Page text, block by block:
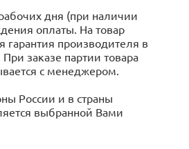
дня (при наличии
оплаты. На товар
гарантия производителя в
заказе партии товара
с менеджером.
России и в страны
выбранной Вами